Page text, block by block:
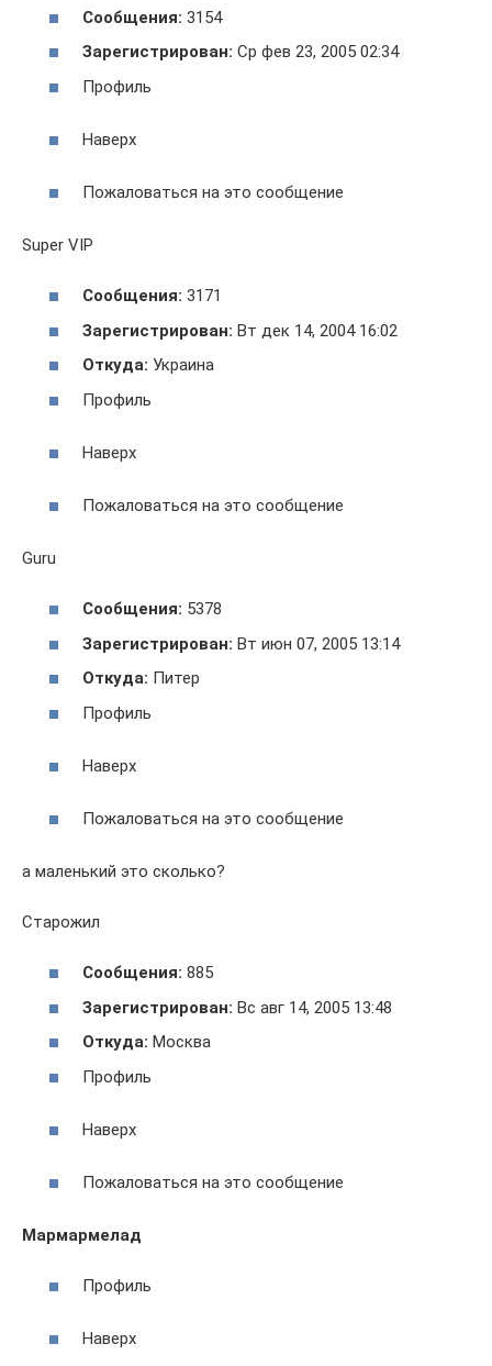
Сообщения: 3154
Зарегистрирован: Ср фев 23, 2005 02:34
Профиль
Наверх
Пожаловаться на это сообщение
Super VIP
Сообщения: 3171
Зарегистрирован: Вт дек 14, 2004 16:02
Откуда: Украина
Профиль
Наверх
Пожаловаться на это сообщение
Guru
Сообщения: 5378
Зарегистрирован: Вт июн 07, 2005 13:14
Откуда: Питер
Профиль
Наверх
Пожаловаться на это сообщение
а маленький это сколько?
Старожил
Сообщения: 885
Зарегистрирован: Вс авг 14, 2005 13:48
Откуда: Москва
Профиль
Наверх
Пожаловаться на это сообщение
Мармармелад
Профиль
Наверх